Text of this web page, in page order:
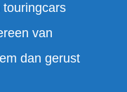
van
dan gerust